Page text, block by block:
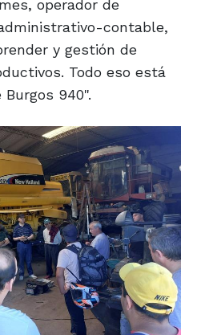
operador de
contable,
y gestión de
Todo eso está
940".